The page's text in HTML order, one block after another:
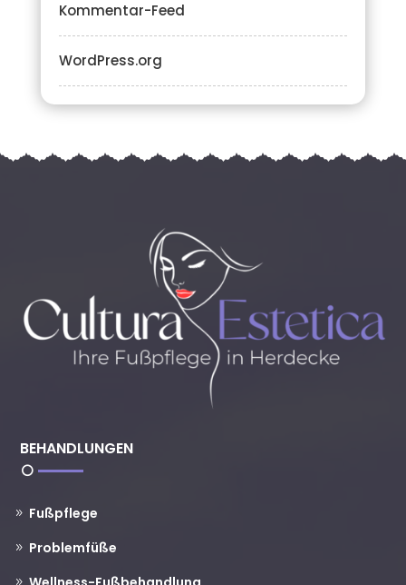
Kommentar-Feed
WordPress.org
BEHANDLUNGEN
Fußpflege
Problemfüße